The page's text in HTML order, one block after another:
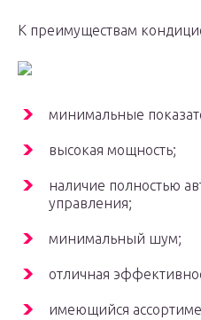
К преимуществам
минимальные
высокая мощность;
наличие полностью
управления;
минимальный шум;
отличная
имеющийся